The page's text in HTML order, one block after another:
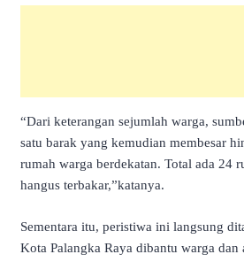
“Dari keterangan sejumlah warga,
satu barak yang kemudian membesar
rumah warga berdekatan. Total ada 24
hangus terbakar,”katanya.
Sementara itu, peristiwa ini langsung
Kota Palangka Raya dibantu warga dan